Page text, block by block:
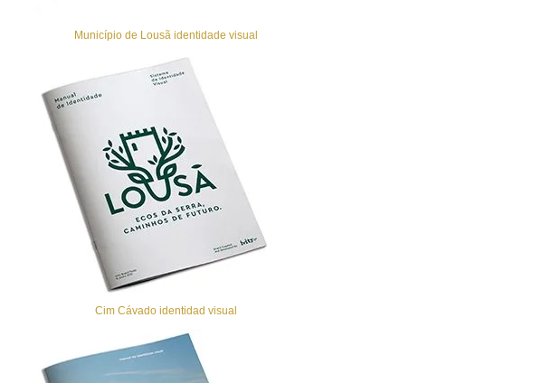
Município de Lousã identidade visual
Cim Cávado identidad visual